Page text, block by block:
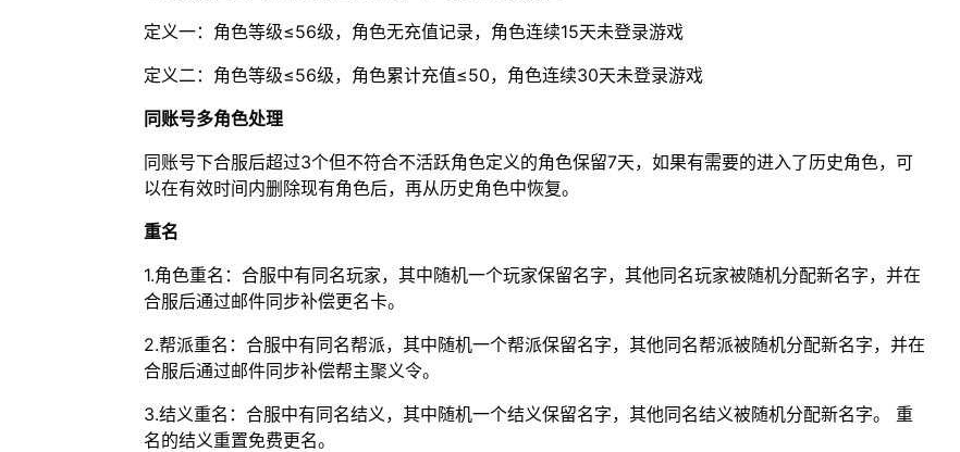
定义一：角色等级≤56级，角色无充值记录，角色连续15天未登录游戏
定义二：角色等级≤56级，角色累计充值≤50，角色连续30天未登录游戏
同账号多角色处理
同账号下合服后超过3个但不符合不活跃角色定义的角色保留7天，如果有需要的进入了历史角色，可
以在有效时间内删除现有角色后，再从历史角色中恢复。
重名
1.角色重名：合服中有同名玩家，其中随机一个玩家保留名字，其他同名玩家被随机分配新名字，并在
合服后通过邮件同步补偿更名卡。
2.帮派重名：合服中有同名帮派，其中随机一个帮派保留名字，其他同名帮派被随机分配新名字，并在
合服后通过邮件同步补偿帮主聚义令。
3.结义重名：合服中有同名结义，其中随机一个结义保留名字，其他同名结义被随机分配新名字。 重
名的结义重置免费更名。